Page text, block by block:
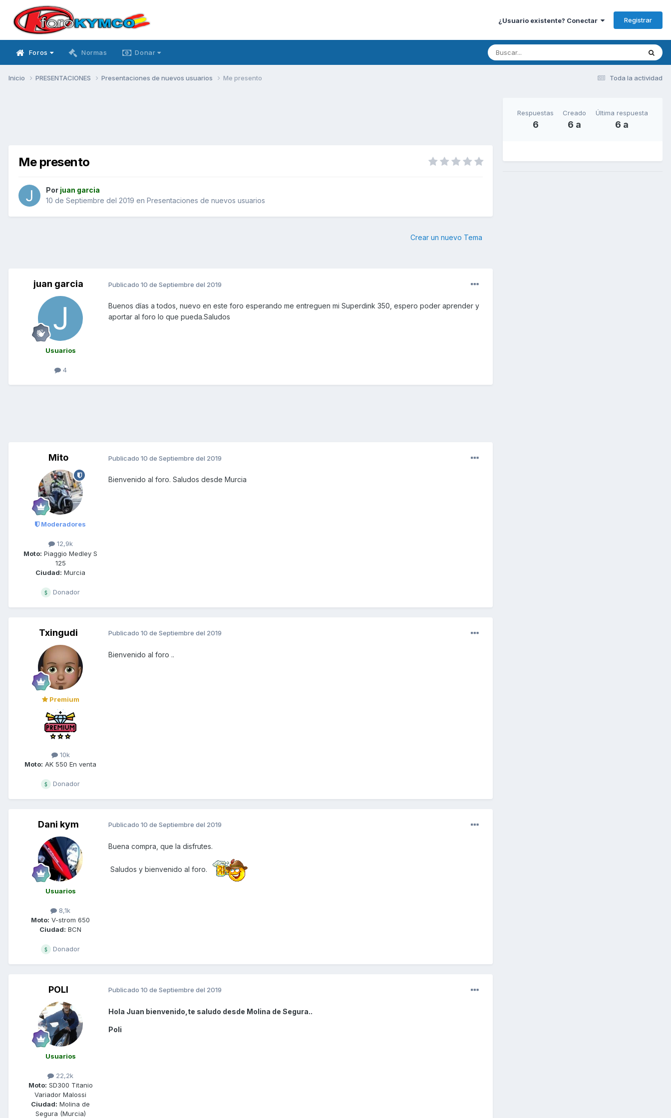
¿Usuario existente? Conectar Registrar
Foros Normas Donar
Toda la actividad
Inicio PRESENTACIONES Presentaciones de nuevos usuarios Me presento
Me presento
Por juan garcia
10 de Septiembre del 2019 en Presentaciones de nuevos usuarios
Crear un nuevo Tema
juan garcia
Usuarios
4
Publicado 10 de Septiembre del 2019
Buenos días a todos, nuevo en este foro esperando me entreguen mi Superdink 350, espero poder aprender y
aportar al foro lo que pueda.Saludos
Mito
Moderadores
12,9k
Moto: Piaggio Medley S
125
Ciudad: Murcia
Donador
Publicado 10 de Septiembre del 2019
Bienvenido al foro. Saludos desde Murcia
Txingudi
Premium
10k
Moto: AK 550 En venta
Donador
Publicado 10 de Septiembre del 2019
Bienvenido al foro ..
Dani kym
Usuarios
8,1k
Moto: V-strom 650
Ciudad: BCN
Donador
Publicado 10 de Septiembre del 2019
Buena compra, que la disfrutes.
Saludos y bienvenido al foro.
POLI
Usuarios
22,2k
Moto: SD300 Titanio
Variador Malossi
Ciudad: Molina de
Segura (Murcia)
Publicado 10 de Septiembre del 2019
Hola Juan bienvenido,te saludo desde Molina de Segura..
Poli
Respuestas
6
Creado
6 a
Última respuesta
6 a